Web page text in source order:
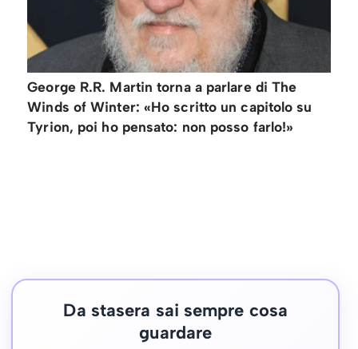
George R.R. Martin torna a parlare di The
Winds of Winter: «Ho scritto un capitolo su
Tyrion, poi ho pensato: non posso farlo!»
Da stasera sai sempre cosa
guardare